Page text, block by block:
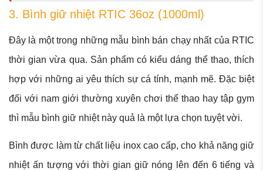
3. Bình giữ nhiệt RTIC 36oz (1000ml)
Đây là một trong những mẫu bình bán chạy nhất của RTIC
thời gian vừa qua. Sản phẩm có kiểu dáng thể thao, thích
hợp với những ai yêu thích sự cá tính, mạnh mẽ. Đặc biệt
đối với nam giới thường xuyên chơi thể thao hay tập gym
thì mẫu bình giữ nhiệt này quả là một lựa chọn tuyệt vời.
Bình được làm từ chất liệu inox cao cấp, cho khả năng giữ
nhiệt ấn tượng với thời gian giữ nóng lên đến 6 tiếng và